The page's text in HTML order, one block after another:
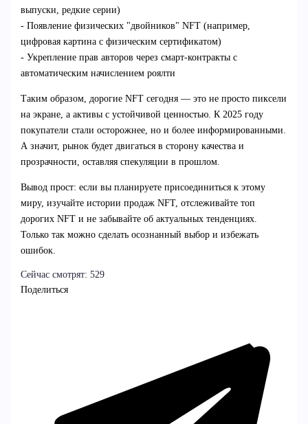
выпуски, редкие серии)
- Появление физических "двойников" NFT (например,
цифровая картина с физическим сертификатом)
- Укрепление прав авторов через смарт-контракты с
автоматическим начислением роялти
Таким образом, дорогие NFT сегодня — это не просто пиксели
на экране, а активы с устойчивой ценностью. К 2025 году
покупатели стали осторожнее, но и более информированными.
А значит, рынок будет двигаться в сторону качества и
прозрачности, оставляя спекуляции в прошлом.
Вывод прост: если вы планируете присоединиться к этому
миру, изучайте истории продаж NFT, отслеживайте топ
дорогих NFT и не забывайте об актуальных тенденциях.
Только так можно сделать осознанный выбор и избежать
ошибок.
Сейчас смотрят: 529
Поделиться